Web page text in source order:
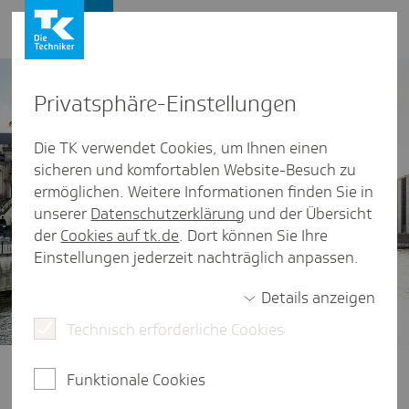
Krankenversicherung, der Zugang
Gesundheitspolitik im Fokus
Privat­sphäre-Einstel­lungen
Die TK verwendet Cookies, um Ihnen einen
sicheren und komfortablen Website-Besuch zu
ermöglichen. Weitere Informationen finden Sie in
unserer Datenschutzerklärung und der Übersicht
der Cookies auf tk.de. Dort können Sie Ihre
Einstellungen jederzeit nachträglich anpassen.
Details anzeigen
Technisch erforderliche Cookies
Funktionale Cookies